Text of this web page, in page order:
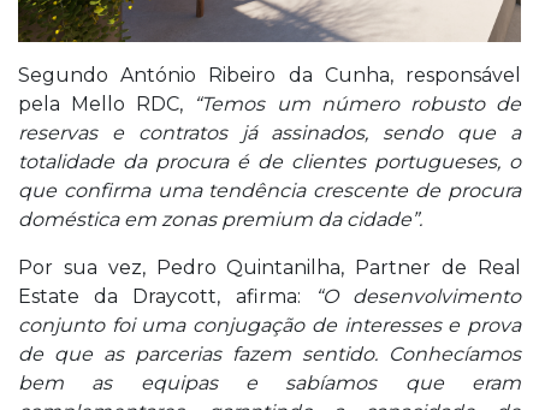
Segundo António Ribeiro da Cunha, responsável
pela Mello RDC,
“Temos um número robusto de
reservas e contratos já assinados, sendo que a
totalidade da procura é de clientes portugueses, o
que confirma uma tendência crescente de procura
doméstica em zonas premium da cidade”.
Por sua vez, Pedro Quintanilha, Partner de Real
Estate da Draycott, afirma: “O desenvolvimento
conjunto foi uma conjugação de interesses e prova
de que as parcerias fazem sentido. Conhecíamos
bem as equipas e sabíamos que eram